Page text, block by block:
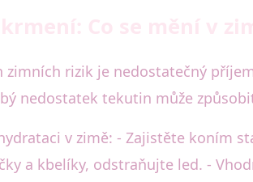
zimních rizik je nedostatečný
nedostatek tekutin může
v zimě: - Zajistěte koním
a kbelíky, odstraňujte led. -